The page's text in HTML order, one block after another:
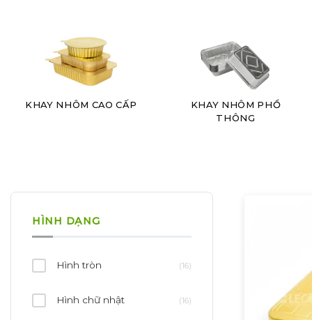
KHAY NHÔM CAO CẤP
KHAY NHÔM PHỔ
THÔNG
HÌNH DẠNG
Hình tròn (16)
Hình chữ nhật (16)